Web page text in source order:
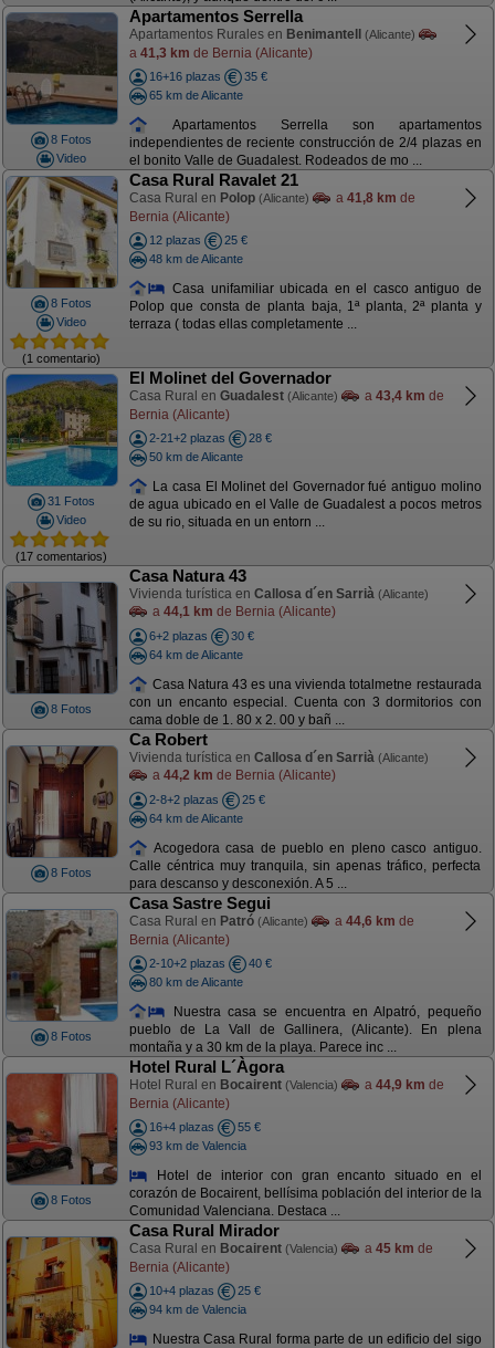
8 Fotos
Video
Apartamentos Serrella
Apartamentos Rurales en Benimantell (Alicante)
a 41,3 km de Bernia (Alicante)
16+16 plazas
35 €
65 km de Alicante
Apartamentos Serrella son apartamentos
independientes de reciente construcción de 2/4 plazas en
el bonito Valle de Guadalest. Rodeados de mo ...
8 Fotos
Video
(1 comentario)
Casa Rural Ravalet 21
Casa Rural en Polop (Alicante) a 41,8 km de
Bernia (Alicante)
12 plazas
25 €
48 km de Alicante
Casa unifamiliar ubicada en el casco antiguo de
Polop que consta de planta baja, 1ª planta, 2ª planta y
terraza ( todas ellas completamente ...
31 Fotos
Video
(17 comentarios)
El Molinet del Governador
Casa Rural en Guadalest (Alicante) a 43,4 km de
Bernia (Alicante)
2-21+2 plazas
28 €
50 km de Alicante
La casa El Molinet del Governador fué antiguo molino
de agua ubicado en el Valle de Guadalest a pocos metros
de su rio, situada en un entorn ...
8 Fotos
Casa Natura 43
Vivienda turística en Callosa d´en Sarrià (Alicante)
a 44,1 km de Bernia (Alicante)
6+2 plazas
30 €
64 km de Alicante
Casa Natura 43 es una vivienda totalmetne restaurada
con un encanto especial. Cuenta con 3 dormitorios con
cama doble de 1. 80 x 2. 00 y bañ ...
8 Fotos
Ca Robert
Vivienda turística en Callosa d´en Sarrià (Alicante)
a 44,2 km de Bernia (Alicante)
2-8+2 plazas
25 €
64 km de Alicante
Acogedora casa de pueblo en pleno casco antiguo.
Calle céntrica muy tranquila, sin apenas tráfico, perfecta
para descanso y desconexión. A 5 ...
8 Fotos
Casa Sastre Segui
Casa Rural en Patró (Alicante) a 44,6 km de
Bernia (Alicante)
2-10+2 plazas
40 €
80 km de Alicante
Nuestra casa se encuentra en Alpatró, pequeño
pueblo de La Vall de Gallinera, (Alicante). En plena
montaña y a 30 km de la playa. Parece inc ...
8 Fotos
Hotel Rural L´Àgora
Hotel Rural en Bocairent (Valencia) a 44,9 km de
Bernia (Alicante)
16+4 plazas
55 €
93 km de Valencia
Hotel de interior con gran encanto situado en el
corazón de Bocairent, bellísima población del interior de la
Comunidad Valenciana. Destaca ...
Casa Rural Mirador
Casa Rural en Bocairent (Valencia) a 45 km de
Bernia (Alicante)
10+4 plazas
25 €
94 km de Valencia
Nuestra Casa Rural forma parte de un edificio del sigo